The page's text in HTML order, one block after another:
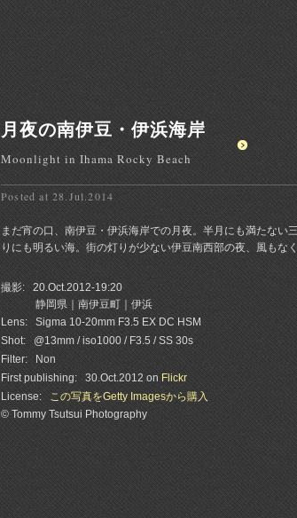
月夜の南伊豆・伊浜海岸
Moonlight in Ihama Rocky Beach
Posted at 28.Jul.2014
まだ宵の口、南伊豆・伊浜海岸での月夜。半月にも満たない
りにも明るい海。街の灯りが少ない伊豆南西部の夜、風もな
撮影:
20.Oct.2012-19:20
静岡県｜南伊豆町｜伊浜
Lens:
Sigma 10-20mm F3.5 EX DC HSM
Shot:
@13mm / iso1000 / F3.5 / SS 30s
Filter:
Non
First publishing:
30.Oct.2012 on Flickr
License:
この写真をGetty Imagesから購入
© Tommy Tsutsui Photography